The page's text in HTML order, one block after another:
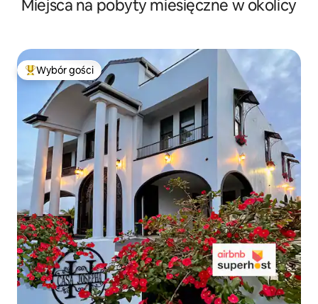
Miejsca na pobyty miesięczne w okolicy
Najpopularniejsze z kategorii Wybór gości
Wybór gości